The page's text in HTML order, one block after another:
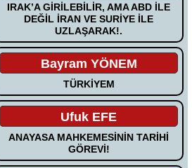
IRAK’A GİRİLEBİLİR, AMA ABD İLE
DEĞİL İRAN VE SURİYE İLE
UZLAŞARAK!.
Bayram YÖNEM
TÜRKİYEM
Ufuk EFE
ANAYASA MAHKEMESİNİN TARİHİ
GÖREVİ!